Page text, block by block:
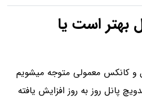
بهتر است یا
و کانکس معمولی متوجه میشویم
پانل روز به روز افزایش یافته